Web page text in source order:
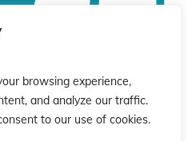
browsing experience,
and analyze our traffic.
to our use of cookies.